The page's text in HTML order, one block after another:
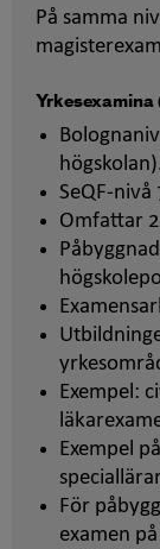
På samma
SeQF-nivå
Omfattar
Exempel:
Exempel
För
examen